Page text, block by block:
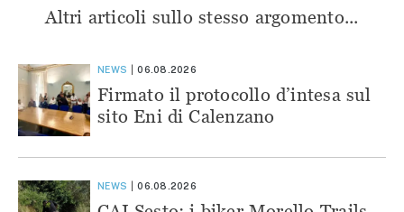
Altri articoli sullo stesso argomento...
NEWS 06.08.2026
Firmato il protocollo d’intesa sul
sito Eni di Calenzano
NEWS 06.08.2026